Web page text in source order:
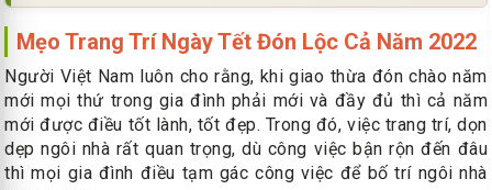
Mẹo Trang Trí Ngày Tết Đón Lộc Cả Năm 2022
Người Việt Nam luôn cho rằng, khi giao thừa đón chào năm
mới mọi thứ trong gia đình phải mới và đầy đủ thì cả năm
mới được điều tốt lành, tốt đẹp. Trong đó, việc trang trí, dọn
dẹp ngôi nhà rất quan trọng, dù công việc bận rộn đến đâu
thì mọi gia đình điều tạm gác công việc để bố trí ngôi nhà